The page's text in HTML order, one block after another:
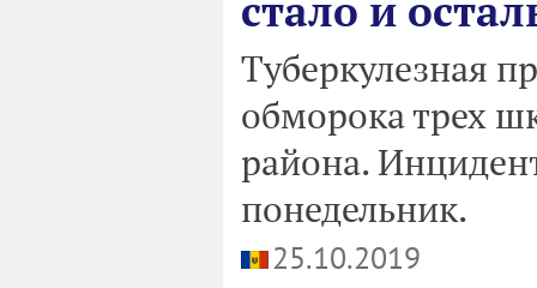
стало и
Туберкулезная
обморока трех
района.
понедельник.
25.10.2019